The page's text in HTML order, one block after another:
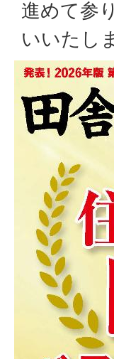
進めて参
いいたし